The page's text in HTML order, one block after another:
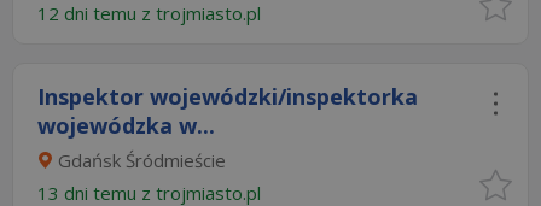
12 dni temu z trojmiasto.pl
Inspektor wojewódzki/inspektorka
wojewódzka w...
Gdańsk Śródmieście
13 dni temu z trojmiasto.pl